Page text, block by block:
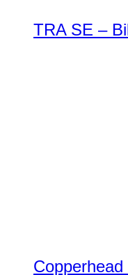
TRA SE –